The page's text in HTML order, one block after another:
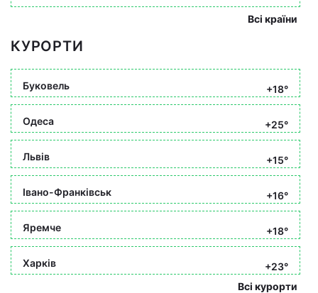
Всі країни
КУРОРТИ
Буковель +18°
Одеса +25°
Львів +15°
Івано-Франківськ +16°
Яремче +18°
Харків
+23°
Всі курорти